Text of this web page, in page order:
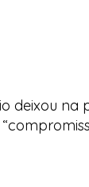
deixou na